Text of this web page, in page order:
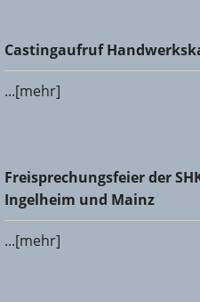
Castingaufruf
Castingaufruf
...[mehr]
Freisprechungsfeier der
und Mainz
Freisprechungsfeier der
Ingelheim und Mainz
...[mehr]